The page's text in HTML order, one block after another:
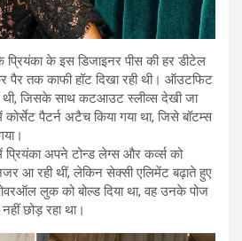
प्रियंका के इस डिजाइनर पीस की हर डीटेल
पैर तक काफी हॉट दिखा रही थी। ऑउटफिट
थी, जिसके साथ कटआउट स्लीव्स देखी जा
पैटर्न अटैच किया गया था, जिसे बॉटम्स
अपने टोन्ड लेग्स और कर्व्स को
आ रही थीं, लेकिन सेक्सी एलिमेंट बढ़ाते हुए
लुक को बोल्ड दिया था, वह उनके पोज
छोड़ रहा था।